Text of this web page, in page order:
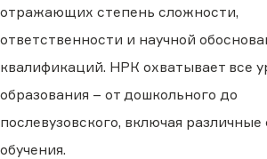
отражающих степень сложности,
ответственности и научной
квалификаций. НРК охватывает все
образования – от дошкольного до
послевузовского, включая
обучения.